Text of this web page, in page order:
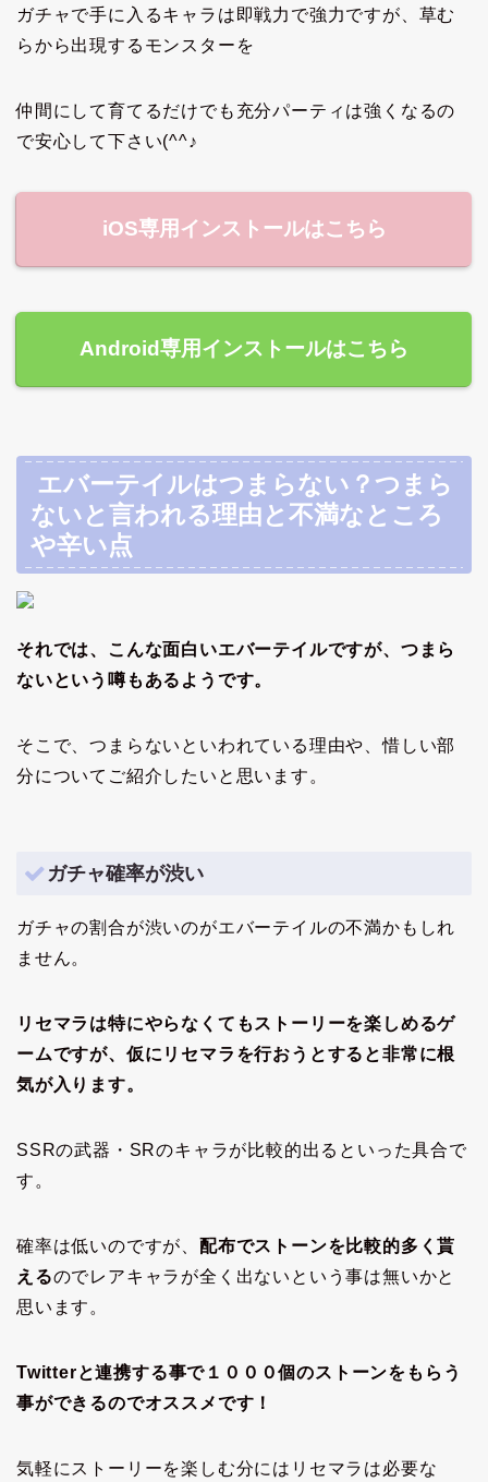
ガチャで手に入るキャラは即戦力で強力ですが、草む
らから出現するモンスターを
仲間にして育てるだけでも充分パーティは強くなるの
で安心して下さい(^^♪
iOS専用インストールはこちら
Android専用インストールはこちら
エバーテイルはつまらない？つまら
ないと言われる理由と不満なところ
や辛い点
それでは、こんな面白いエバーテイルですが、つまら
ないという噂もあるようです。
そこで、つまらないといわれている理由や、惜しい部
分についてご紹介したいと思います。
ガチャ確率が渋い
ガチャの割合が渋いのがエバーテイルの不満かもしれ
ません。
リセマラは特にやらなくてもストーリーを楽しめるゲ
ームですが、仮にリセマラを行おうとすると非常に根
気が入ります。
SSRの武器・SRのキャラが比較的出るといった具合で
す。
確率は低いのですが、 配布でストーンを比較的多く貰
えるのでレアキャラが全く出ないという事は無いかと
思います。
Twitterと連携する事で１０００個のストーンをもらう
事ができるのでオススメです！
気軽にストーリーを楽しむ分にはリセマラは必要な